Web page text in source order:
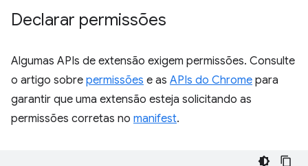
Declarar permissões
Algumas APIs de extensão exigem permissões. Consulte
o artigo sobre permissões e as APIs do Chrome para
garantir que uma extensão esteja solicitando as
permissões corretas no manifest.